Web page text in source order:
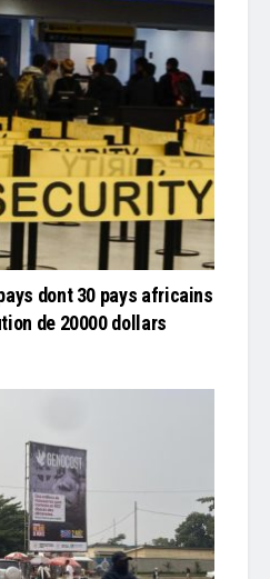
dont 30 pays africains
de 20000 dollars